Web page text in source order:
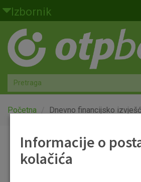
Skoči na glavni sadržaj
Izbornik
Građani
Privatno bankarstvo
Agro
Mala poduzeća i obrtnici
Globalna tržišta
Početna Dnevno financijsko
Dnevno
Informacije o
kolačića